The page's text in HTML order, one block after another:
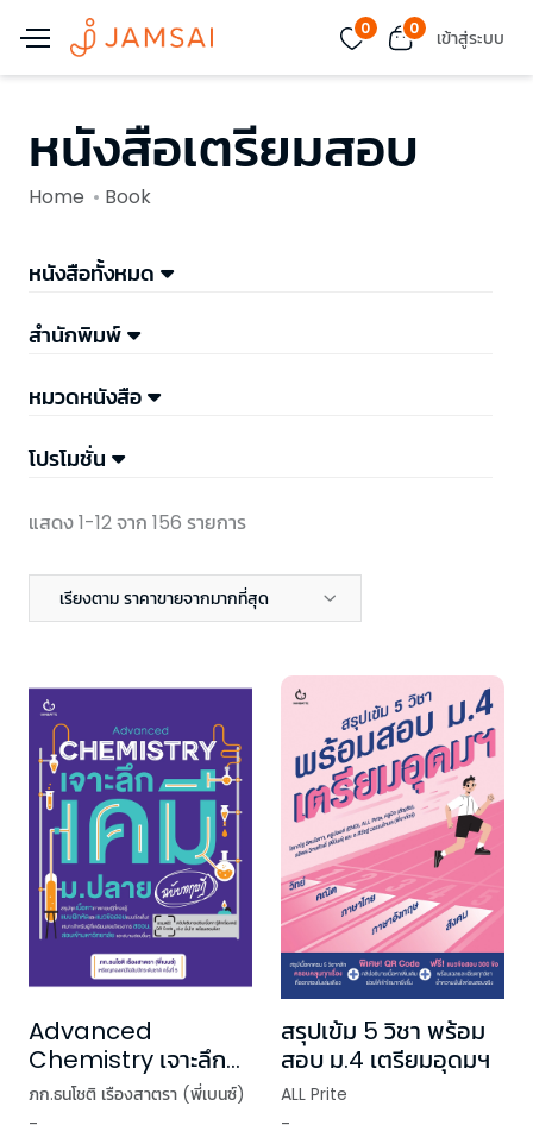
0 0 เข้าสู่ระบบ
หนังสือเตรียมสอบ
Home Book
หนังสือทั้งหมด
สำนักพิมพ์
หมวดหนังสือ
โปรโมชั่น
แสดง 1-12 จาก 156 รายการ
เรียงตาม ราคาขายจากมากที่สุด
Advanced
Chemistry เจาะลึก
เคมี ม.ปลาย (ฉบับ
ทฤษฎี)
ภก.ธนโชติ เรืองสาตรา (พี่เบนซ์)
-
สรุปเข้ม 5 วิชา พร้อม
สอบ ม.4 เตรียมอุดมฯ
ALL Prite
,
-